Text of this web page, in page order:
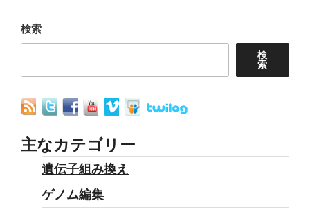
再
改
が
め
ざ
す
検索
検
索
主なカテゴリー
遺伝子組み換え
ゲノム編集